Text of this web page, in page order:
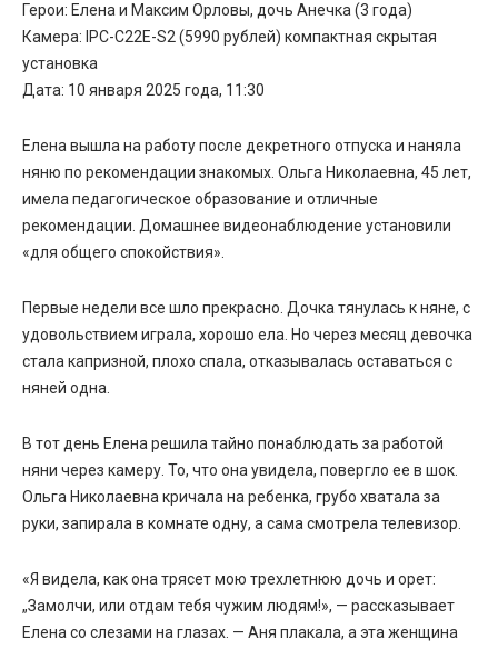
Герои: Елена и Максим Орловы, дочь Анечка (3 года)
Камера: IPC-C22E-S2 (5990 рублей) компактная скрытая
установка
Дата: 10 января 2025 года, 11:30
Елена вышла на работу после декретного отпуска и наняла
няню по рекомендации знакомых. Ольга Николаевна, 45 лет,
имела педагогическое образование и отличные
рекомендации. Домашнее видеонаблюдение установили
«для общего спокойствия».
Первые недели все шло прекрасно. Дочка тянулась к няне, с
удовольствием играла, хорошо ела. Но через месяц девочка
стала капризной, плохо спала, отказывалась оставаться с
няней одна.
В тот день Елена решила тайно понаблюдать за работой
няни через камеру. То, что она увидела, повергло ее в шок.
Ольга Николаевна кричала на ребенка, грубо хватала за
руки, запирала в комнате одну, а сама смотрела телевизор.
«Я видела, как она трясет мою трехлетнюю дочь и орет:
„Замолчи, или отдам тебя чужим людям!», — рассказывает
Елена со слезами на глазах. — Аня плакала, а эта женщина